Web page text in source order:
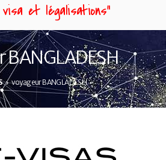
et légalisations”
voyageur BANGLADESH